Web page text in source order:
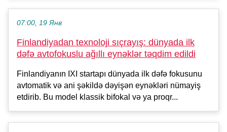
07:00, 19 Янв
Finlandiyadan texnoloji sıçrayış: dünyada ilk
dəfə avtofokuslu ağıllı eynəklər təqdim edildi
Finlandiyanın IXI startapı dünyada ilk dəfə fokusunu
avtomatik və ani şəkildə dəyişən eynəkləri nümayiş
etdirib. Bu model klassik bifokal və ya proqr...